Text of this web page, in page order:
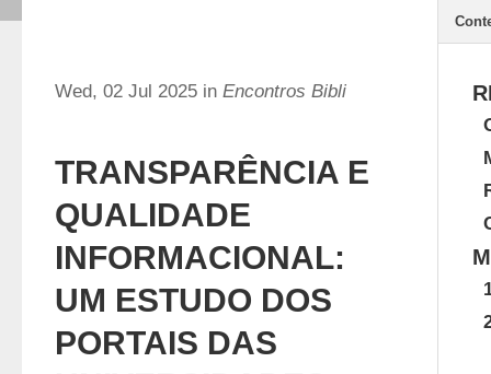
Wed, 02 Jul 2025 in Encontros Bibli
TRANSPARÊNCIA E
QUALIDADE
INFORMACIONAL:
UM ESTUDO DOS
PORTAIS DAS